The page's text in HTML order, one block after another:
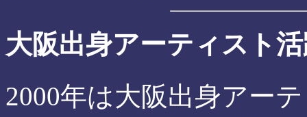
大阪出身アーティスト
2000年は大阪出身アー